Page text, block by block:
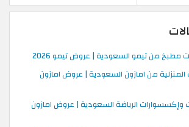
المنزلية من امازون السعودية | عروض امازون
الرياضة السعودية | عروض امازون